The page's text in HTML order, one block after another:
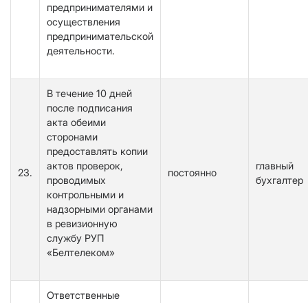
предпринимателями и
осуществления
предпринимательской
деятельности.
23.
В течение 10 дней
после подписания
акта обеими
сторонами
предоставлять копии
актов проверок,
проводимых
контрольными и
надзорными органами
в ревизионную
службу РУП
«Белтелеком»
постоянно
главный
бухгалтер
Ответственные